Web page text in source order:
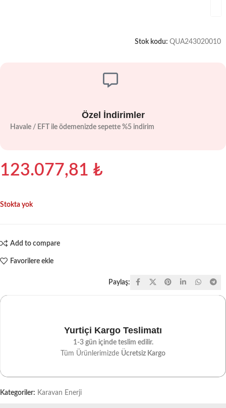
Stok kodu: QUA243020010
Özel İndirimler
Havale / EFT ile ödemenizde sepette %5 indirim
123.077,81 ₺
Stokta yok
Add to compare
Favorilere ekle
Paylaş:
Yurtiçi Kargo Teslimatı
1-3 gün içinde teslim edilir.
Tüm Ürünlerimizde Ücretsiz Kargo
Kategoriler: Karavan Enerji